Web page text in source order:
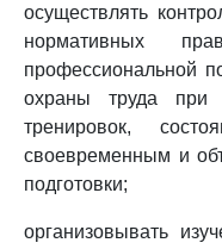
осуществлять
нормативных
профессиональной
охраны труда при
тренировок,
своевременным и
подготовки;
организовывать